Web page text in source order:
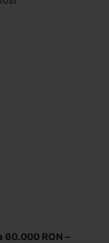
60.000 RON –